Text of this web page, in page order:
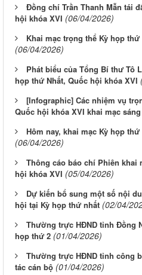
Đồng chí Trần Thanh Mẫn tái
hội khóa XVI (06/04/2026)
Khai mạc trọng thể Kỳ họp
(06/04/2026)
Phát biểu của Tổng Bí thư Tô
họp thứ Nhất, Quốc hội khóa XVI
[Infographic] Các nhiệm vụ
Quốc hội khóa XVI khai mạc sáng
Hôm nay, khai mạc Kỳ họp
(06/04/2026)
Thông cáo báo chí Phiên khai
hội khóa XVI (05/04/2026)
Dự kiến bổ sung một số nội
hội tại Kỳ họp thứ nhất (02/04/
Thường trực HĐND tỉnh Đồng
họp thứ 2 (01/04/2026)
Thường trực HĐND tỉnh công
tác cán bộ (01/04/2026)